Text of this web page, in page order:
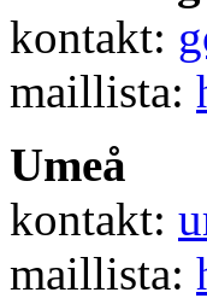
kontakt:
maillista:
Umeå
kontakt:
maillista: